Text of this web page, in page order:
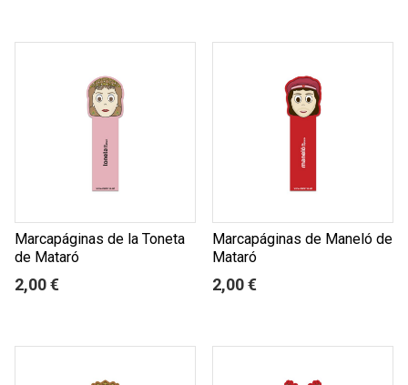
Marcapáginas de la Toneta
de Mataró
2,00 €
Marcapáginas de Maneló de
Mataró
2,00 €